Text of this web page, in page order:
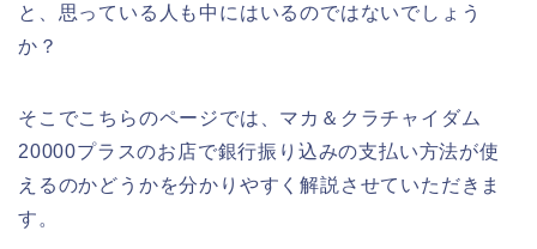
と、思っている人も中にはいるのではないでしょう
か？
そこでこちらのページでは、マカ＆クラチャイダム
20000プラスのお店で銀行振り込みの支払い方法が使
えるのかどうかを分かりやすく解説させていただきま
す。